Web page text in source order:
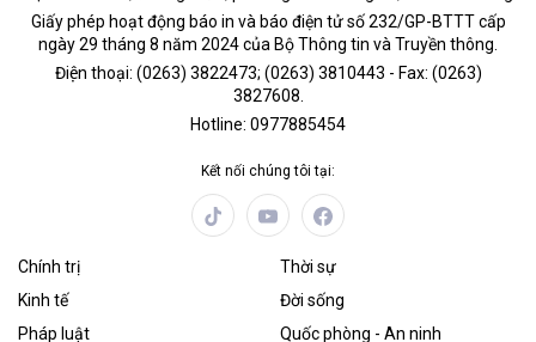
Giấy phép hoạt động báo in và báo điện tử số 232/GP-BTTT cấp
ngày 29 tháng 8 năm 2024 của Bộ Thông tin và Truyền thông.
Điện thoại: (0263) 3822473; (0263) 3810443 - Fax: (0263)
3827608.
Hotline: 0977885454
Kết nối chúng tôi tại:
Chính trị
Thời sự
Kinh tế
Đời sống
Pháp luật
Quốc phòng - An ninh